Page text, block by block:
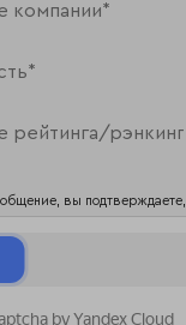
вы